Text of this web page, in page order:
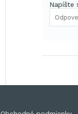
Napíšte